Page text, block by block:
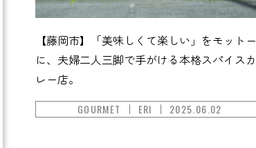
【藤岡市】「美味しくて楽しい」をモットー
に、夫婦二人三脚で手がける本格スパイスカ
レー店。
GOURMET ERI 2025.06.02